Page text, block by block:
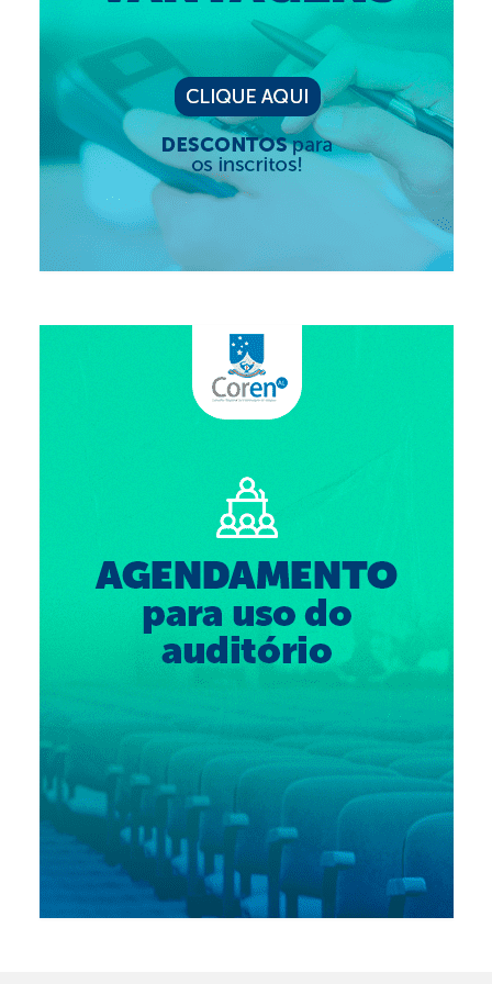
Editais e licitação
Eleições
Fiscalização
Responsabilidade Técnica
Legislações
Decisões
Portarias
Desagravo Público
Processos Éticos
Suspensão do Exercício Profissional
Procedimento para registro
Clube de Vantagens
Valores dos serviços
Reserva de auditório
Notícias
Ouvidoria
Contatos
Fale Conosco